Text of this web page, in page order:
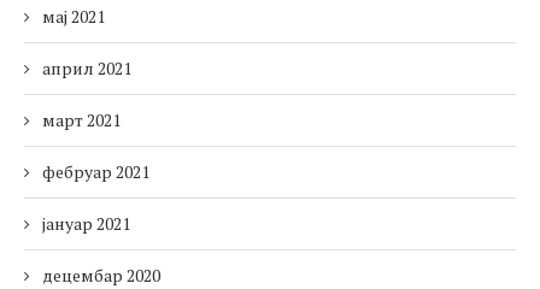
мај 2021
април 2021
март 2021
фебруар 2021
јануар 2021
децембар 2020